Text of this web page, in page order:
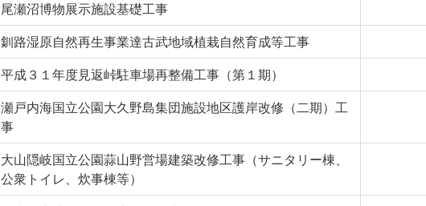
尾瀬沼博物展示施設基礎工事
釧路湿原自然再生事業達古武地域植栽自然育成等工事
平成３１年度見返峠駐車場再整備工事（第１期）
瀬戸内海国立公園大久野島集団施設地区護岸改修（二期）工
事
大山隠岐国立公園蒜山野営場建築改修工事（サニタリー棟、
公衆トイレ、炊事棟等）